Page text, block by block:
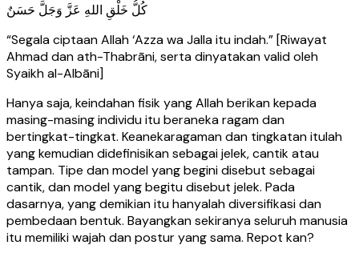
كُلُّ خَلْقِ اللهِ عَزَّ وَجَلَّ حَسَنٌ
“Segala ciptaan Allah ‘Azza wa Jalla itu indah.” [Riwayat
Ahmad dan ath-Thabrāni, serta dinyatakan valid oleh
Syaikh al-Albāni]
Hanya saja, keindahan fisik yang Allah berikan kepada
masing-masing individu itu beraneka ragam dan
bertingkat-tingkat. Keanekaragaman dan tingkatan itulah
yang kemudian didefinisikan sebagai jelek, cantik atau
tampan. Tipe dan model yang begini disebut sebagai
cantik, dan model yang begitu disebut jelek. Pada
dasarnya, yang demikian itu hanyalah diversifikasi dan
pembedaan bentuk. Bayangkan sekiranya seluruh manusia
itu memiliki wajah dan postur yang sama. Repot kan?